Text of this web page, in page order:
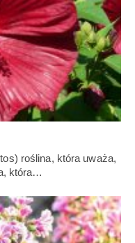
roślina, która uważa,
która…